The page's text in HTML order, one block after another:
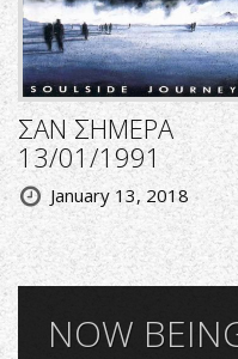
ΣΑΝ ΣΗΜΕΡΑ
13/01/1991
January 13, 2018
NOW